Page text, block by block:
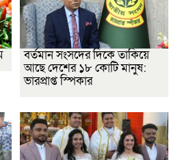
বর্তমান সংসদের দিকে তাকিয়ে
আছে দেশের ১৮ কোটি মানুষ:
ভারপ্রাপ্ত স্পিকার